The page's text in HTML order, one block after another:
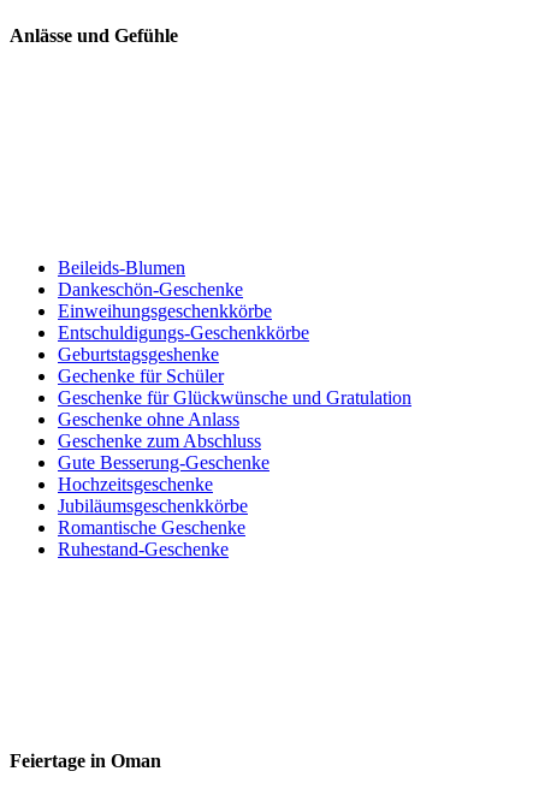
Anlässe und Gefühle
Beileids-Blumen
Dankeschön-Geschenke
Einweihungsgeschenkkörbe
Entschuldigungs-Geschenkkörbe
Geburtstagsgeshenke
Gechenke für Schüler
Geschenke für Glückwünsche und Gratulation
Geschenke ohne Anlass
Geschenke zum Abschluss
Gute Besserung-Geschenke
Hochzeitsgeschenke
Jubiläumsgeschenkkörbe
Romantische Geschenke
Ruhestand-Geschenke
Feiertage in Oman